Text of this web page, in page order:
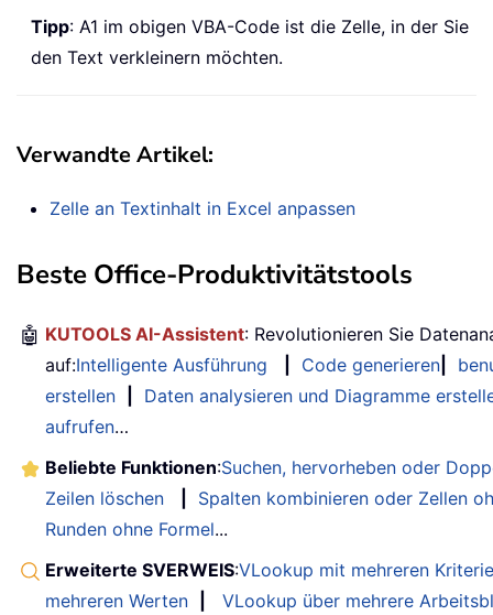
Tipp: A1 im obigen VBA-Code ist die Zelle, in der Sie
den Text verkleinern möchten.
Verwandte Artikel:
Zelle an Textinhalt in Excel anpassen
Beste Office-Produktivitätstools
🤖 KUTOOLS AI-Assistent: Revolutionieren Sie
auf:Intelligente Ausführung Code generieren
erstellen
Daten analysieren und Diagramme
aufrufen…
Beliebte Funktionen:Suchen, hervorheben oder
Zeilen löschen
Spalten kombinieren oder Zellen
Runden ohne Formel...
Erweiterte SVERWEIS:VLookup mit mehreren
mehreren Werten
VLookup über mehrere